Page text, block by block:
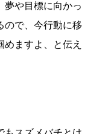
夢や目標に向かっ
ので、今行動に移
ますよ、と伝え